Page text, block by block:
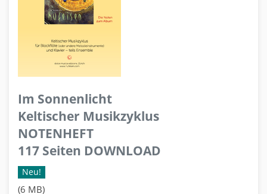
Im Sonnenlicht
Keltischer Musikzyklus
NOTENHEFT
117 Seiten DOWNLOAD
Neu!
(6 MB)